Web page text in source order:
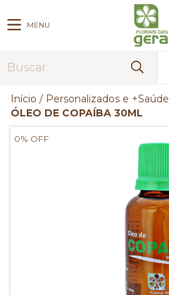
MENU
Início / Personalizados e +Saúde
ÓLEO DE COPAÍBA 30ML
0% OFF